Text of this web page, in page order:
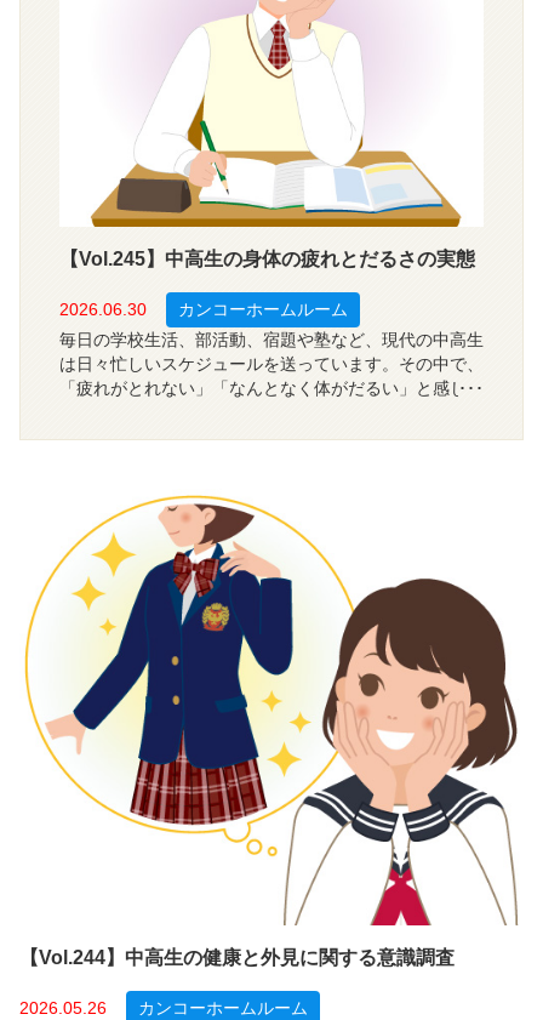
【Vol.245】中高生の身体の疲れとだるさの実態
2026.06.30
カンコーホームルーム
毎日の学校生活、部活動、宿題や塾など、現代の中高生
は日々忙しいスケジュールを送っています。その中で、
「疲れがとれない」「なんとなく体がだるい」と感じて
日常の生活で、どれくらい身体の疲れやだるさを感じて
勉強への影響、疲れやだるさを感じる場面について調査
しました。
【Vol.244】中高生の健康と外見に関する意識調査
2026.05.26
カンコーホームルーム